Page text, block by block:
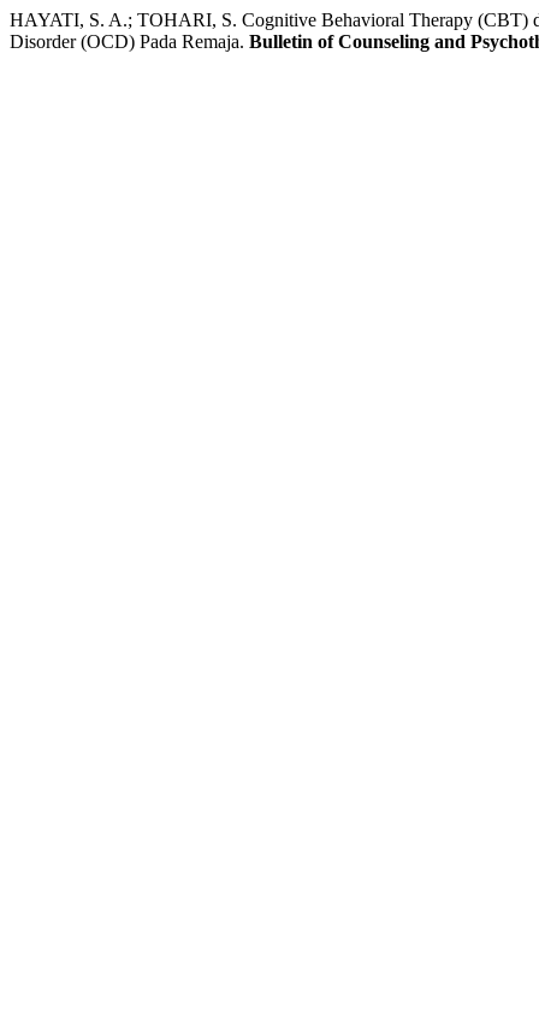
HAYATI, S. A.; TOHARI, S. Cognitive Behavioral Therapy (CBT)
Disorder (OCD) Pada Remaja. Bulletin of Counseling and